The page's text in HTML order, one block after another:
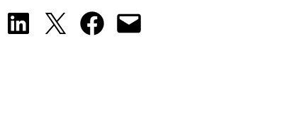
Share on LinkedIn
Share on X Share on Facebook
Email this Page